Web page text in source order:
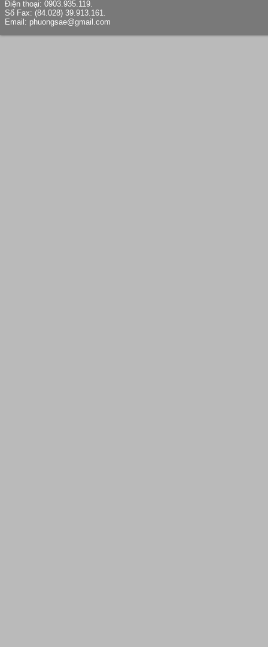
Điện thoại: 0903.935.119.
Số Fax: (84.028) 39.913.161.
Email: phuongsae@gmail.com